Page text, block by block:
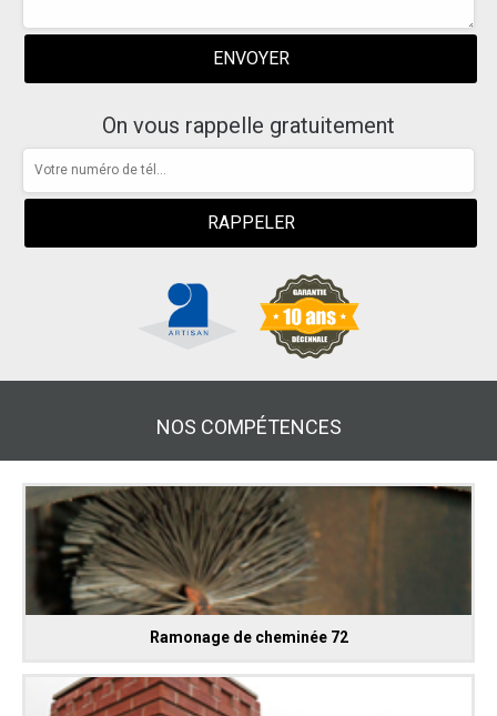
On vous rappelle gratuitement
NOS COMPÉTENCES
Ramonage de cheminée 72